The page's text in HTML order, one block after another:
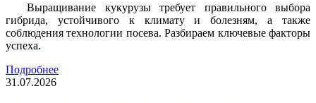
Выращивание кукурузы требует правильного выбора
гибрида, устойчивого к климату и болезням, а также
соблюдения технологии посева. Разбираем ключевые факторы
успеха.
Подробнее
31.07.2026